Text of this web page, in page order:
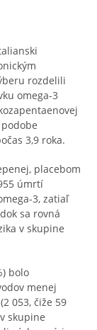
rozdelili
omega-3
3,9 roka.
placebom
úmrtí
3, zatiaľ
sa rovná
v skupine
bolo
menej
053, čiže 59
skupine